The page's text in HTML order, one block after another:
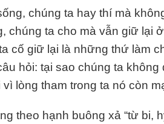
chúng ta hay thí mà
chúng ta cho mà vẫn giữ lại
cố giữ lại là những thứ làm
hỏi: tại sao chúng ta
vì lòng tham trong ta nó còn
theo hạnh buông xả “từ bi,